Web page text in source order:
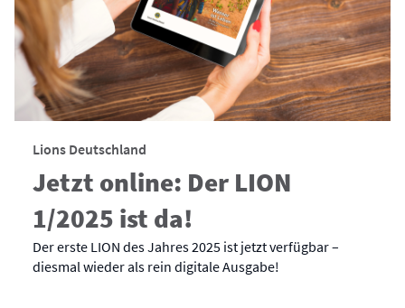
Lions Deutschland
Jetzt online: Der LION
1/2025 ist da!
Der erste LION des Jahres 2025 ist jetzt verfügbar –
diesmal wieder als rein digitale Ausgabe!